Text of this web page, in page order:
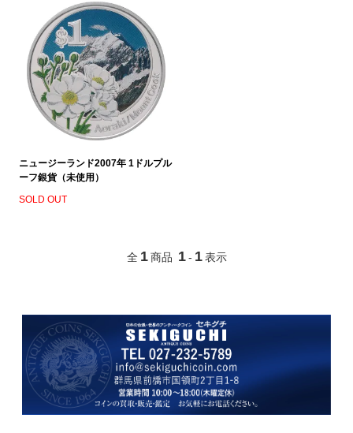
ニュージーランド2007年 1ドルプル
ーフ銀貨（未使用）
SOLD OUT
全 1 商品 1 - 1 表示